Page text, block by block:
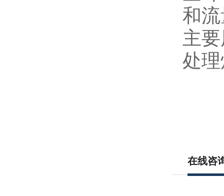
和
主
处
在线咨